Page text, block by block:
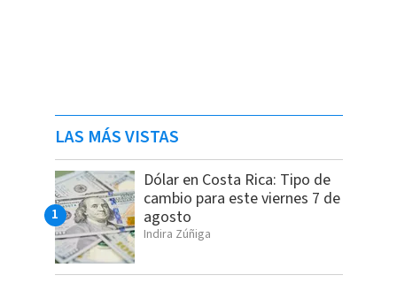
LAS MÁS VISTAS
Dólar en Costa Rica: Tipo de
cambio para este viernes 7 de
agosto
Indira Zúñiga